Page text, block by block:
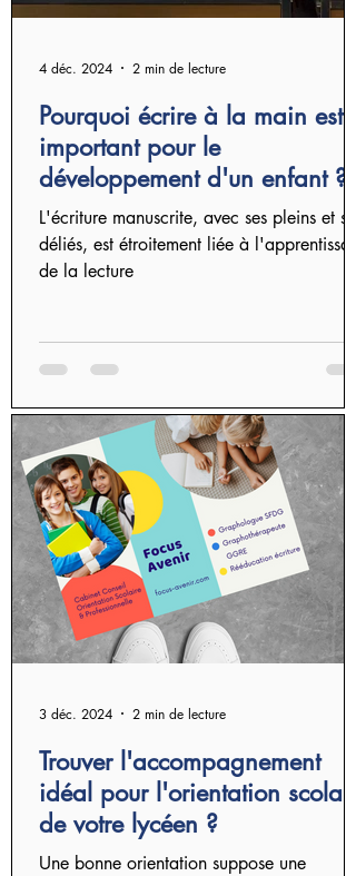
Pourquoi écrire à la main est si
important pour le
développement d'un enfant ?
L'écriture manuscrite, avec ses pleins et ses
déliés, est étroitement liée à
de la lecture
4 déc. 2024 2 min de lecture
Trouver l'accompagnement
idéal pour l'orientation scolaire
de votre lycéen ?
Une bonne orientation suppose une
3 déc. 2024 2 min de lecture